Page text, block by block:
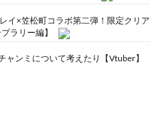
イ×笠松町コラボ第二弾！限定クリア
ラリー編】
ャンミについて考えたり【Vtuber】